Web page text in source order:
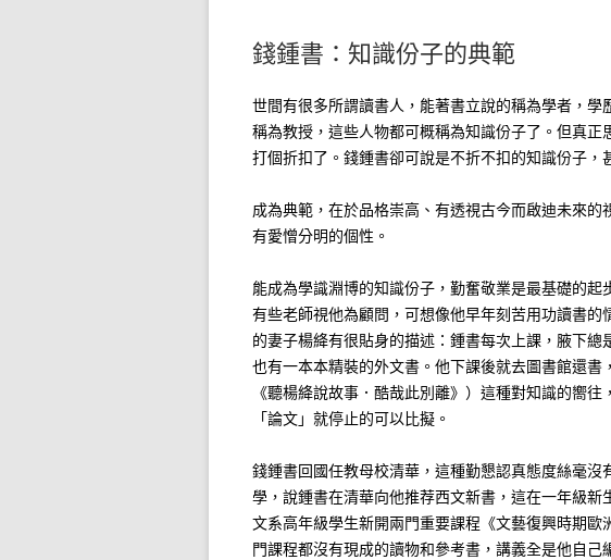
錢鍾書：知識份子的典範
世間有很多所謂讀書人，能著書立說的稱為學者，
稱為教授，這些人物都可概稱為知識份子了。但真
打個折扣了。錢鍾書卻可說是不折不扣的知識份子，
成為典範，在於品格崇高、有透視古今而啟迪未來的
有愛憎分明的個性。
能成為學識淵博的知識份子，勤奮敬業是最基礎的起
有些老師視他為顧問，可想像他早年刻苦用功讀書
的妻子楊絳有很貼身的描述：鍾書每次上課，腋下總
也有一本本精裝的外文書。他下課後就去圖書館還
《聽楊絳說故事．酷哉此別離》）這種對知識的嚮
「論文」就停止的可以比擬。
錢鍾書回國任教母校清華，這種勤懇認真態度絲毫
學，說鍾書在清華向他推荐西文新書，這在一年級
文系高年級學生新開兩門重要課程《文藝復興時期
門課程都沒有現成的讀物和參考書，講義全是他自